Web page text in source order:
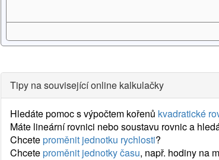
Tipy na související online kalkulačky
Hledáte pomoc s výpočtem kořenů kvadratické
Máte lineární rovnici nebo soustavu rovnic a
Chceteproměnit jednotku rychlosti?
Chceteproměnit jednotky času, např. hodiny na